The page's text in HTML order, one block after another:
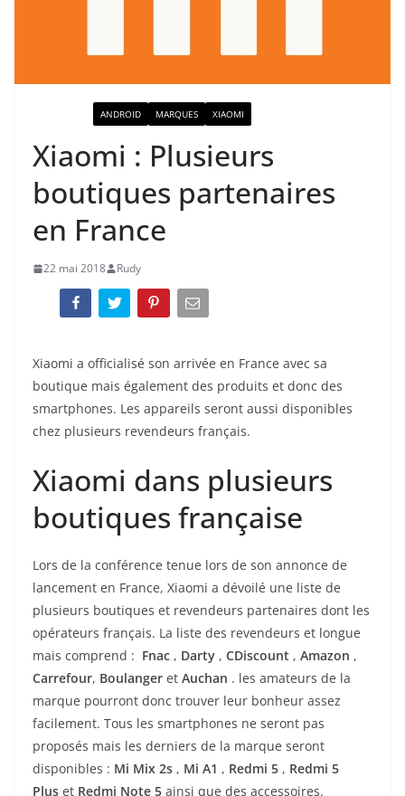
ANDROID MARQUES XIAOMI
Xiaomi : Plusieurs
boutiques partenaires
en France
22 mai 2018 Rudy
Xiaomi a officialisé son arrivée en France avec sa
boutique mais également des produits et donc des
smartphones. Les appareils seront aussi disponibles
chez plusieurs revendeurs français.
Xiaomi dans plusieurs
boutiques française
Lors de la conférence tenue lors de son annonce de
lancement en France, Xiaomi a dévoilé une liste de
plusieurs boutiques et revendeurs partenaires dont les
opérateurs français. La liste des revendeurs et longue
mais comprend : Fnac , Darty , CDiscount , Amazon ,
Carrefour, Boulanger et Auchan . les amateurs de la
marque pourront donc trouver leur bonheur assez
facilement. Tous les smartphones ne seront pas
proposés mais les derniers de la marque seront
disponibles : Mi Mix 2s , Mi A1 , Redmi 5 , Redmi 5
Plus et Redmi Note 5 ainsi que des accessoires.